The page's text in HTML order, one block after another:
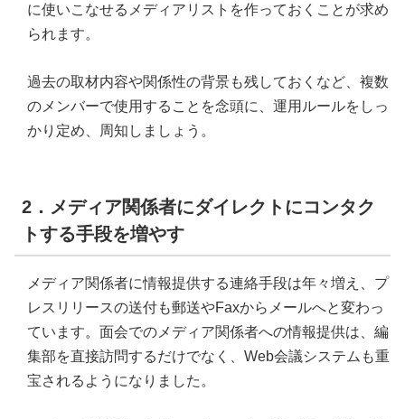
に使いこなせるメディアリストを作っておくことが求め
られます。
過去の取材内容や関係性の背景も残しておくなど、複数
のメンバーで使用することを念頭に、運用ルールをしっ
かり定め、周知しましょう。
2．メディア関係者にダイレクトにコンタク
トする手段を増やす
メディア関係者に情報提供する連絡手段は年々増え、プ
レスリリースの送付も郵送やFaxからメールへと変わっ
ています。面会でのメディア関係者への情報提供は、編
集部を直接訪問するだけでなく、Web会議システムも重
宝されるようになりました。